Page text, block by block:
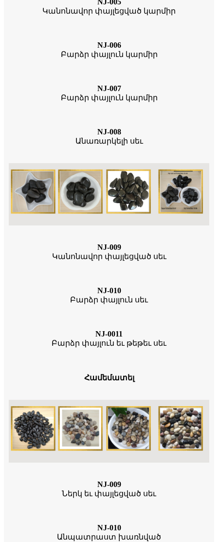
Կանոնավոր փայլեցված կարմիր
NJ-006
Բարձր փայլուն կարմիր
NJ-007
Բարձր փայլուն կարմիր
NJ-008
Անառարկելի սեւ
NJ-009
Կանոնավոր փայլեցված սեւ
NJ-010
Բարձր փայլուն սեւ
NJ-0011
Բարձր փայլուն եւ թեթեւ սեւ
Համեմատել
NJ-009
Ներկ եւ փայլեցված սեւ
NJ-010
Անպատրաստ խառնված